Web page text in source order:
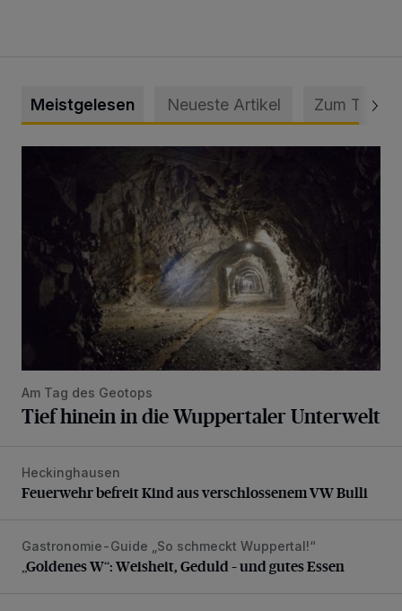
Meistgelesen Neueste Artikel Zum Thema
Am Tag des Geotops
Tief hinein in die Wuppertaler Unterwelt
Feuerwehr befreit Kind aus verschlossenem VW Bulli
Heckinghausen
Feuerwehr befreit Kind aus verschlossenem VW Bulli
„Goldenes W“: Weisheit, Geduld – und gutes Essen
Gastronomie-Guide „So schmeckt Wuppertal!“
„Goldenes W“: Weisheit, Geduld – und gutes Essen